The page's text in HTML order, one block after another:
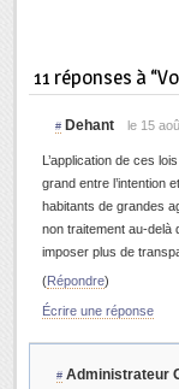
11 réponses à
# Dehant le 15
L’application de ces
grand entre l’intention
habitants de grandes
non traitement au-delà
imposer plus de
(Répondre)
Écrire une réponse
# Administrateur